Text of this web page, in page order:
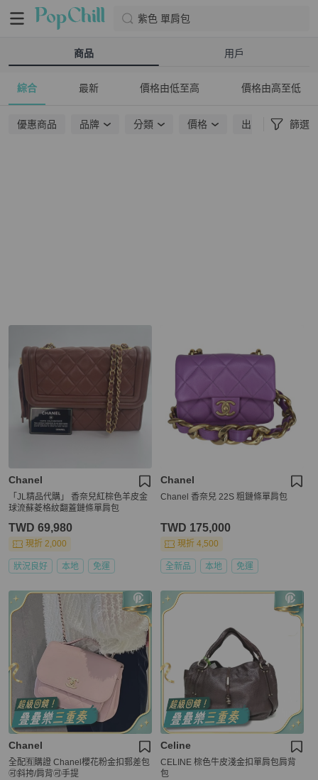
紫色 單肩包
商品 用戶
綜合 最新 價格由低至高 價格由高至低
優惠商品 品牌 分類 價格 出貨地點 篩選
Chanel
「JL精品代購」 香奈兒紅棕色羊皮金
球流蘇菱格紋翻蓋鏈條單肩包
TWD 69,980
現折 2,000
狀況良好 本地 免運
Chanel
Chanel 香奈兒 22S 粗鏈條單肩包
TWD 175,000
現折 4,500
全新品 本地 免運
Chanel
全配🈶購證 Chanel櫻花粉金扣郵差包
🉑斜挎/肩背🉑手提
Celine
CELINE 棕色牛皮淺金扣單肩包肩背
包